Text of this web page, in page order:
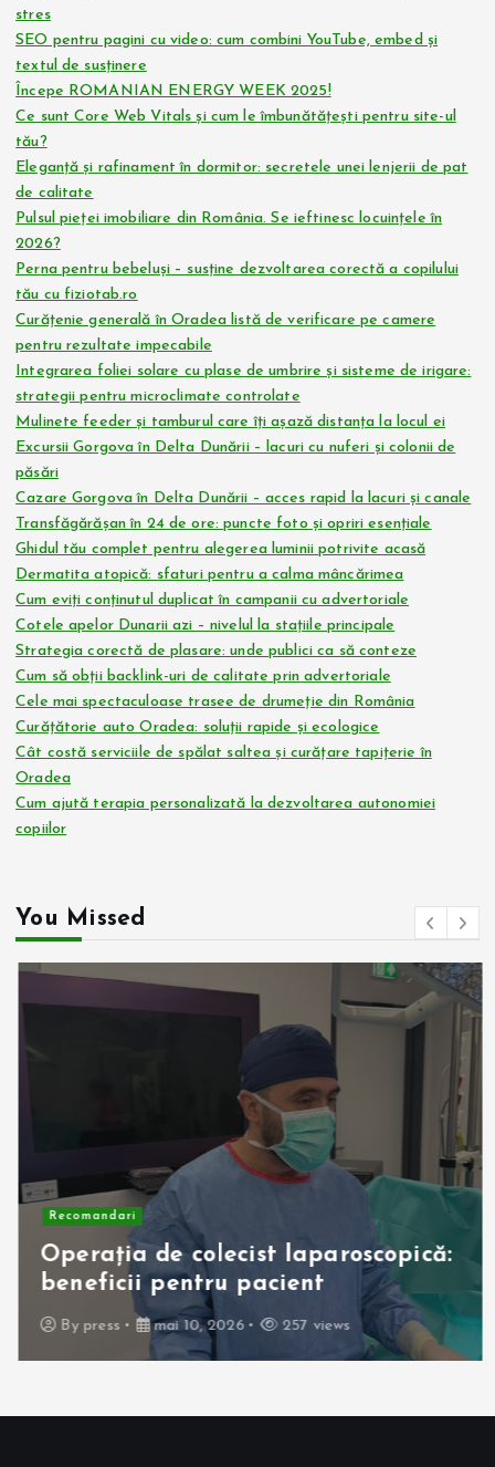
stres
SEO pentru pagini cu video: cum combini YouTube, embed și
textul de susținere
Începe ROMANIAN ENERGY WEEK 2025!
Ce sunt Core Web Vitals și cum le îmbunătățești pentru site-ul
tău?
Eleganță și rafinament în dormitor: secretele unei lenjerii de pat
de calitate
Pulsul pieței imobiliare din România. Se ieftinesc locuințele în
2026?
Perna pentru bebeluși – susține dezvoltarea corectă a copilului
tău cu fiziotab.ro
Curățenie generală în Oradea listă de verificare pe camere
pentru rezultate impecabile
Integrarea foliei solare cu plase de umbrire și sisteme de irigare:
strategii pentru microclimate controlate
Mulinete feeder și tamburul care îți așază distanța la locul ei
Excursii Gorgova în Delta Dunării – lacuri cu nuferi și colonii de
păsări
Cazare Gorgova în Delta Dunării – acces rapid la lacuri și canale
Transfăgărășan în 24 de ore: puncte foto și opriri esențiale
Ghidul tău complet pentru alegerea luminii potrivite acasă
Dermatita atopică: sfaturi pentru a calma mâncărimea
Cum eviți conținutul duplicat în campanii cu advertoriale
Cotele apelor Dunarii azi – nivelul la stațiile principale
Strategia corectă de plasare: unde publici ca să conteze
Cum să obții backlink-uri de calitate prin advertoriale
Cele mai spectaculoase trasee de drumeție din România
Curățătorie auto Oradea: soluții rapide și ecologice
Cât costă serviciile de spălat saltea și curățare tapițerie în
Oradea
Cum ajută terapia personalizată la dezvoltarea autonomiei
copiilor
You Missed
Recomandari
Operația de colecist laparoscopică:
beneficii pentru pacient
By press mai 10, 2026 257 views